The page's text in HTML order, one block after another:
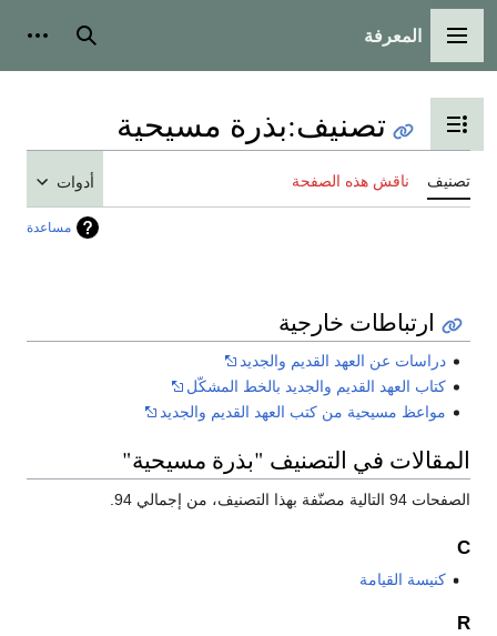
القائمة الرئيسية
المعرفة بحث
تبديل عرض جدول المحتويات
تصنيف:بذرة مسيحية
تصنيف ناقش هذه الصفحة أدوات
مساعدة
ارتباطات خارجية
دراسات عن العهد القديم والجديد
كتاب العهد القديم والجديد بالخط المشكّل
مواعظ مسيحية من كتب العهد القديم والجديد
المقالات في التصنيف "بذرة مسيحية"
الصفحات 94 التالية مصنّفة بهذا التصنيف، من إجمالي 94.
C
كنيسة القيامة
R